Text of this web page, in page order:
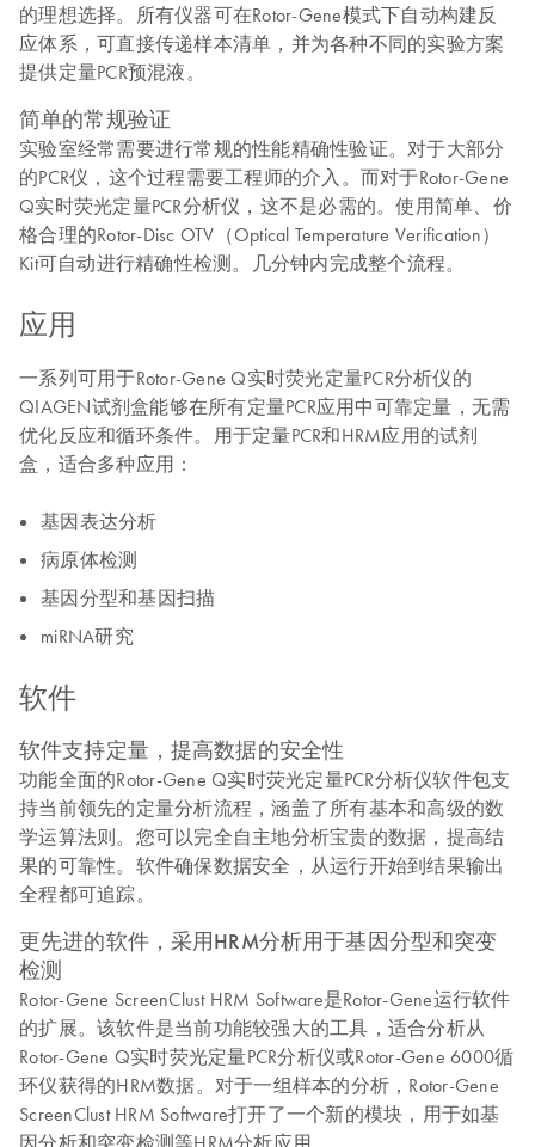
的理想选择。所有仪器可在Rotor-Gene模式下自动构建反
应体系，可直接传递样本清单，并为各种不同的实验方案
提供定量PCR预混液。
简单的常规验证
实验室经常需要进行常规的性能精确性验证。对于大部分
的PCR仪，这个过程需要工程师的介入。而对于Rotor-Gene
Q实时荧光定量PCR分析仪，这不是必需的。使用简单、价
格合理的Rotor-Disc OTV（Optical Temperature Verification）
Kit可自动进行精确性检测。几分钟内完成整个流程。
应用
一系列可用于Rotor-Gene Q实时荧光定量PCR分析仪的
QIAGEN试剂盒能够在所有定量PCR应用中可靠定量，无需
优化反应和循环条件。用于定量PCR和HRM应用的试剂
盒，适合多种应用：
基因表达分析
病原体检测
基因分型和基因扫描
miRNA研究
软件
软件支持定量，提高数据的安全性
功能全面的Rotor-Gene Q实时荧光定量PCR分析仪软件包支
持当前领先的定量分析流程，涵盖了所有基本和高级的数
学运算法则。您可以完全自主地分析宝贵的数据，提高结
果的可靠性。软件确保数据安全，从运行开始到结果输出
全程都可追踪。
更先进的软件，采用HRM分析用于基因分型和突变
检测
Rotor-Gene ScreenClust HRM Software是Rotor-Gene运行软件
的扩展。该软件是当前功能较强大的工具，适合分析从
Rotor-Gene Q实时荧光定量PCR分析仪或Rotor-Gene 6000循
环仪获得的HRM数据。对于一组样本的分析，Rotor-Gene
ScreenClust HRM Software打开了一个新的模块，用于如基